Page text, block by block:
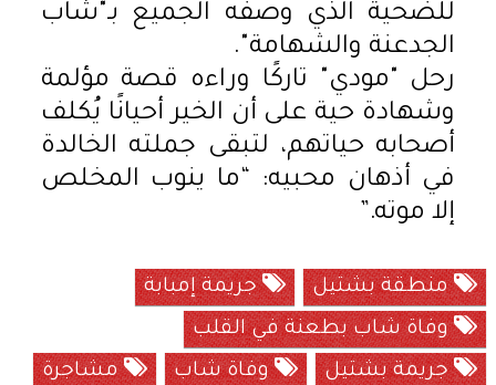
للضحية الذي وصفه الجميع بـ"شاب
الجدعنة والشهامة".
رحل "مودي" تاركًا وراءه قصة مؤلمة
وشهادة حية على أن الخير أحيانًا يُكلف
أصحابه حياتهم، لتبقى جملته الخالدة
في أذهان محبيه: “ما ينوب المخلص
إلا موته.”
منطقة بشتيل
جريمة إمبابة
وفاة شاب بطعنة في القلب
جريمة بشتيل
وفاة شاب
مشاجرة